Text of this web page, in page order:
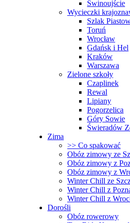
Świnoujście
Wycieczki
Szlak
Toruń
Wrocław
Gdańsk i Hel
Kraków
Warszawa
Zielone szkoły
Czaplinek
Rewal
Lipiany
Pogorzelica
Góry Sowie
Świeradów
Zima
>> Co spakować
Obóz zimowy ze
Obóz zimowy z
Obóz zimowy z
Winter Chill ze
Winter Chill z
Winter Chill z
Dorośli
Obóz rowerowy